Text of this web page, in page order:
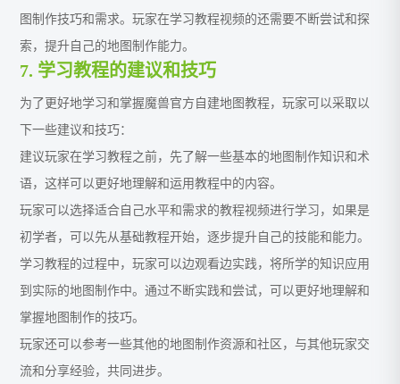
图制作技巧和需求。玩家在学习教程视频的还需要不断尝试和探
索，提升自己的地图制作能力。
7. 学习教程的建议和技巧
为了更好地学习和掌握魔兽官方自建地图教程，玩家可以采取以
下一些建议和技巧：
建议玩家在学习教程之前，先了解一些基本的地图制作知识和术
语，这样可以更好地理解和运用教程中的内容。
玩家可以选择适合自己水平和需求的教程视频进行学习，如果是
初学者，可以先从基础教程开始，逐步提升自己的技能和能力。
学习教程的过程中，玩家可以边观看边实践，将所学的知识应用
到实际的地图制作中。通过不断实践和尝试，可以更好地理解和
掌握地图制作的技巧。
玩家还可以参考一些其他的地图制作资源和社区，与其他玩家交
流和分享经验，共同进步。